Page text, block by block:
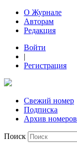
О Журнале
Авторам
Редакция
Войти
|
Регистрация
Свежий номер
Подписка
Архив номеров
Поиск